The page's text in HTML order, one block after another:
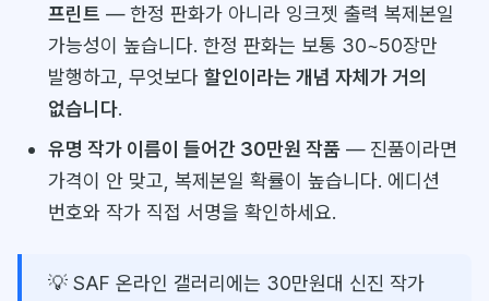
프린트 — 한정 판화가 아니라 잉크젯 출력 복제본일
가능성이 높습니다. 한정 판화는 보통 30~50장만
발행하고, 무엇보다 할인이라는 개념 자체가 거의
없습니다.
유명 작가 이름이 들어간 30만원 작품— 진품이라면
가격이 안 맞고, 복제본일 확률이 높습니다. 에디션
번호와 작가 직접 서명을 확인하세요.
💡 SAF 온라인 갤러리에는 30만원대 신진 작가